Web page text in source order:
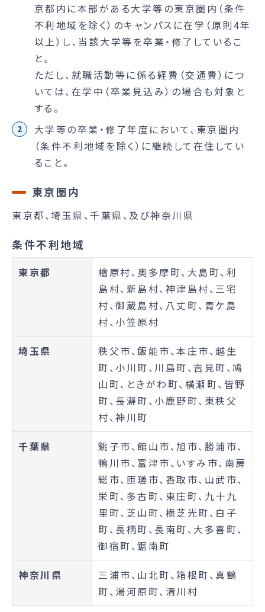
京都内に本部がある大学等の東京圏内（条件
不利地域を除く）のキャンパスに在学（原則4年
以上）し、当該大学等を卒業・修了しているこ
と。
ただし、就職活動等に係る経費（交通費）につ
いては、在学中（卒業見込み）の場合も対象と
する。
大学等の卒業・修了年度において、東京圏内
（条件不利地域を除く）に継続して在住してい
ること。
東京圏内
東京都、埼玉県、千葉県、及び神奈川県
条件不利地域
東京都
檜原村、奥多摩町、大島町、利
島村、新島村、神津島村、三宅
村、御蔵島村、八丈町、青ケ島
村、小笠原村
埼玉県
秩父市、飯能市、本庄市、越生
町、小川町、川島町、吉見町、鳩
山町、ときがわ町、横瀬町、皆野
町、長瀞町、小鹿野町、東秩父
村、神川町
千葉県
銚子市、館山市、旭市、勝浦市、
鴨川市、富津市、いすみ市、南房
総市、匝瑳市、香取市、山武市、
栄町、多古町、東庄町、九十九
里町、芝山町、横芝光町、白子
町、長柄町、長南町、大多喜町、
御宿町、鋸南町
神奈川県
三浦市、山北町、箱根町、真鶴
町、湯河原町、清川村